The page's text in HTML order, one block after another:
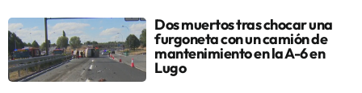
Dos muertos tras chocar una
furgoneta con un camión de
mantenimiento en la A-6 en
Lugo